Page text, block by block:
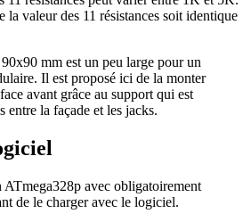
la valeur des 11 résistances soit identique
mm est un peu large pour un
Il est proposé ici de la monter
avant grâce au support qui est
entre la façade et les jacks.
ATmega328p avec obligatoirement
de le charger avec le logiciel.